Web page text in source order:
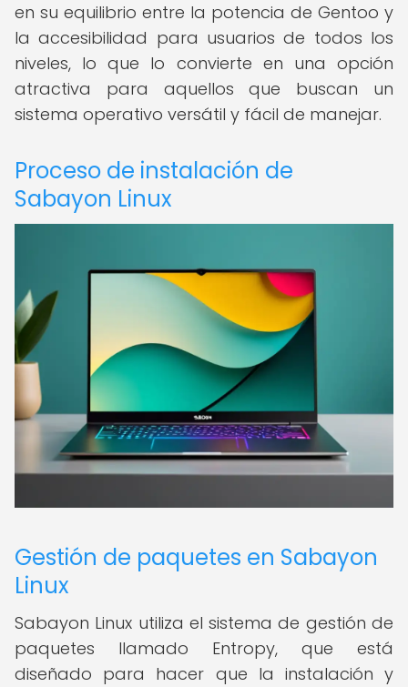
en su equilibrio entre la potencia de Gentoo y
la accesibilidad para usuarios de todos los
niveles, lo que lo convierte en una opción
atractiva para aquellos que buscan un
sistema operativo versátil y fácil de manejar.
Proceso de instalación de
Sabayon Linux
Gestión de paquetes en Sabayon
Linux
Sabayon Linux utiliza el sistema de gestión de
paquetes llamado Entropy, que está
diseñado para hacer que la instalación y